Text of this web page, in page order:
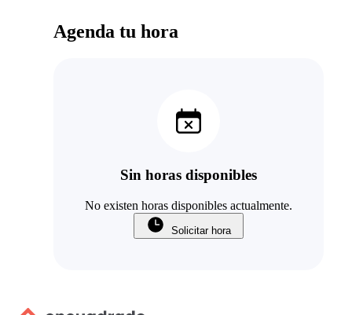
Agenda tu hora
Sin horas disponibles
No existen horas disponibles actualmente.
Solicitar hora